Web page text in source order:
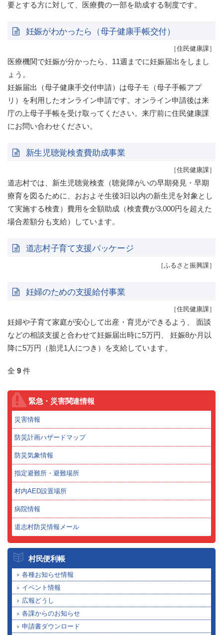
要とする方に対して、医療費の一部を助成する制度です。
妊娠がわかったら（母子健康手帳交付）
［住民健康課］
医療機関で妊娠が分かったら、11週までに妊娠届出をしまし
ょう。
妊娠届出（母子健康手交付申請）は母子モ（母子手帳アプ
リ）を利用したオンライン申請です。オンライン申請後は来
庁の上母子手帳を受け取ってください。来庁前に住民健康課
にお問い合わせください。
新生児聴覚検査費助成事業
［住民健康課］
道志村では、新生児聴覚検査（聴覚障がいの早期発見・早期
療育を図るために、おおよそ生後3日以内の新生児を対象とし
て実施する検査）費用を全額助成（検査費が3,000円を超えた
場合差額分も支給）しています。
道志村子育て支援パッケージ
［ふるさと振興課］
妊婦のための支援給付事業
［住民健康課］
妊婦や子育て家庭が安心して出産・育児ができるよう、 面談
などの相談支援と合わせて妊娠届出時に5万円、 妊娠8か月以
降に5万円（胎児1人につき）を支給しています。
全 9 件
緊急・災害関連情報
災害情報
防災計画ハザードマップ
防災気象情報
指定避難所・避難場所
村内AED設置場所
病院情報
道志村防災情報メール
村民便利帳
各種お知らせ情報
イベント情報
広報どうし
各課からのお知らせ
申請書ダウンロード